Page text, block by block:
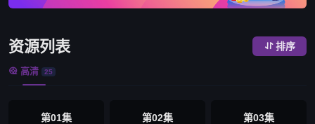
资源列表  排序
 高清 25
第01集 第02集 第03集